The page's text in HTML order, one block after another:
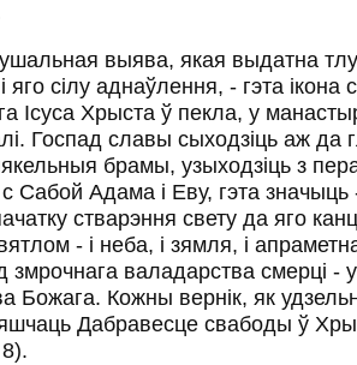
выява, якая выдатна
яго сілу аднаўлення, - гэта
Ісуса Хрыста ў пекла, у
Госпад славы сыходзіць аж да
брамы, узыходзіць з
Сабой Адама і Еву, гэта значыць
стварэння свету да яго
- і неба, і зямля, і
змрочнага валадарства смерці -
Божага. Кожны вернік, як
Дабравесце свабоды ў